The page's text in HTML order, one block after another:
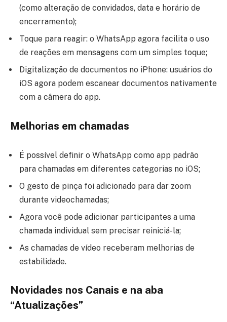
(como alteração de convidados, data e horário de
encerramento);
Toque para reagir: o WhatsApp agora facilita o uso
de reações em mensagens com um simples toque;
Digitalização de documentos no iPhone: usuários do
iOS agora podem escanear documentos nativamente
com a câmera do app.
Melhorias em chamadas
É possível definir o WhatsApp como app padrão
para chamadas em diferentes categorias no iOS;
O gesto de pinça foi adicionado para dar zoom
durante videochamadas;
Agora você pode adicionar participantes a uma
chamada individual sem precisar reiniciá-la;
As chamadas de vídeo receberam melhorias de
estabilidade.
Novidades nos Canais e na aba
“Atualizações”